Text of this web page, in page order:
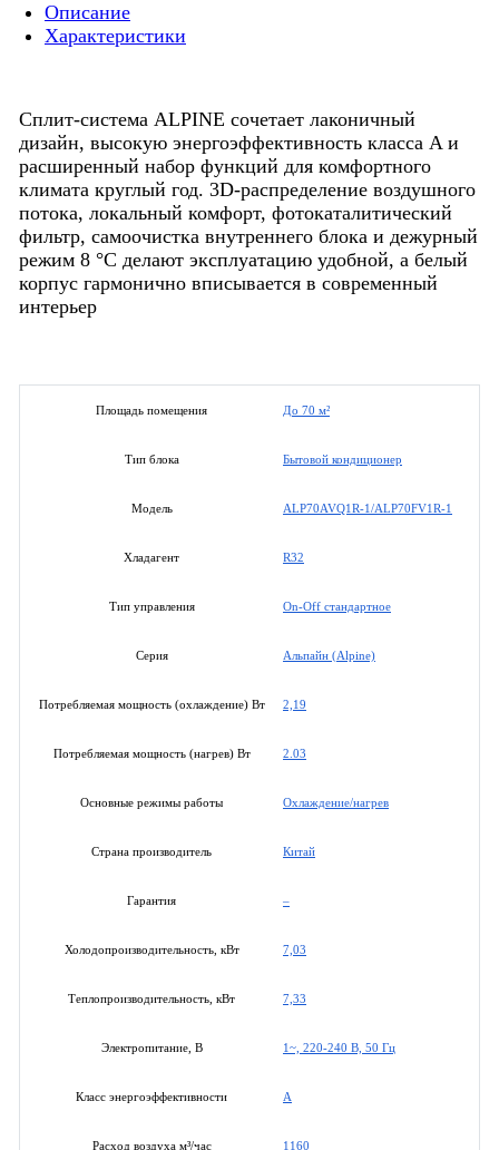
Описание
Характеристики
Сплит-система ALPINE сочетает лаконичный
дизайн, высокую энергоэффективность класса A и
расширенный набор функций для комфортного
климата круглый год. 3D-распределение воздушного
потока, локальный комфорт, фотокаталитический
фильтр, самоочистка внутреннего блока и дежурный
режим 8 °C делают эксплуатацию удобной, а белый
корпус гармонично вписывается в современный
интерьер
Площадь помещения До 70 м²
Тип блока Бытовой кондиционер
Модель ALP70AVQ1R-1/ALP70FV1R-1
Хладагент R32
Тип управления On-Off стандартное
Серия Альпайн (Alpine)
Потребляемая мощность (охлаждение) Вт 2,19
Потребляемая мощность (нагрев) Вт 2.03
Основные режимы работы Охлаждение/нагрев
Страна производитель Китай
Гарантия –
Холодопроизводительность, кВт 7,03
Теплопроизводительность, кВт 7,33
Электропитание, В 1~, 220-240 В, 50 Гц
Класс энергоэффективности A
Расход воздуха м³/час 1160